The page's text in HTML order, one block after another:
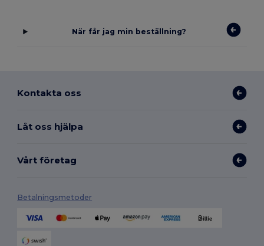
När får jag min beställning?
Kontakta oss
Låt oss hjälpa
Vårt företag
Betalningsmetoder